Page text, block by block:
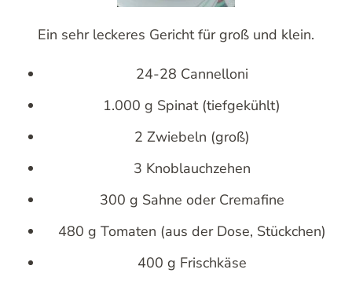
Ein sehr leckeres Gericht für groß und klein.
24-28 Cannelloni
1.000 g Spinat (tiefgekühlt)
2 Zwiebeln (groß)
3 Knoblauchzehen
300 g Sahne oder Cremafine
480 g Tomaten (aus der Dose, Stückchen)
400 g Frischkäse